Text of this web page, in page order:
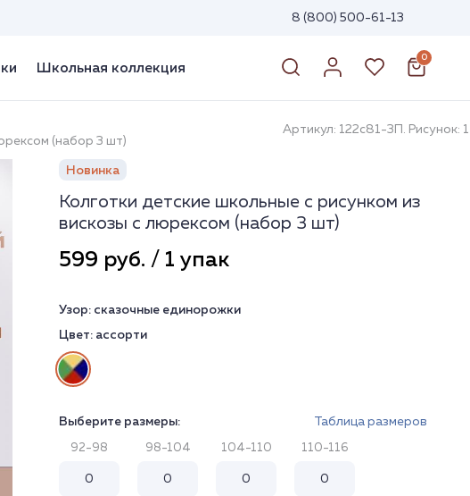
8 (800) 500-61-13
Школьная коллекция
0
(набор 3 шт)
Артикул: 122с81-3П. Рисунок: 1
Новинка
Колготки детские школьные с рисунком из
вискозы с люрексом (набор 3 шт)
599 руб. / 1 упак
Узор: сказочные единорожки
Цвет: ассорти
Выберите размеры: Таблица размеров
92-98 98-104 104-110 110-116